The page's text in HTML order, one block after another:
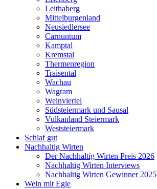
Leithaberg
Mittelburgenland
Neusiedlersee
Carnuntum
Kamptal
Kremstal
Thermenregion
Traisental
Wachau
Wagram
Weinviertel
Südsteiermark und Sausal
Vulkanland Steiermark
Weststeiermark
Schlaf gut
Nachhaltig Wirten
Der Nachhaltig Wirten Preis 2026
Nachhaltig Wirten Interviews
Nachhaltig Wirten Gewinner 2025
Wein mit Egle